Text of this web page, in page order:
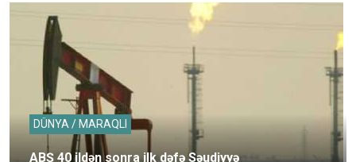
DÜNYA / MARAQLI
ABŞ 40 ildən sonra ilk dəfə Səudiyyə